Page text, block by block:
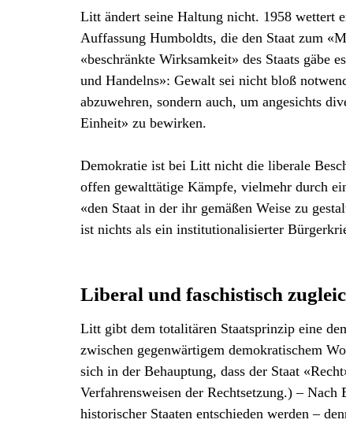
Litt ändert seine Haltung nicht. 1958 wettert
Auffassung Humboldts, die den Staat zum
«beschränkte Wirksamkeit» des Staats gäbe
und Handelns»: Gewalt sei nicht bloß
abzuwehren, sondern auch, um angesichts
Einheit» zu bewirken.
Demokratie ist bei Litt nicht die liberale
offen gewalttätige Kämpfe, vielmehr durch
«den Staat in der ihr gemäßen Weise zu
ist nichts als ein institutionalisierter
Liberal und faschistisch
Litt gibt dem totalitären Staatsprinzip eine
zwischen gegenwärtigem demokratischem
sich in der Behauptung, dass der Staat
Verfahrensweisen der Rechtsetzung.) –
historischer Staaten entschieden werden –